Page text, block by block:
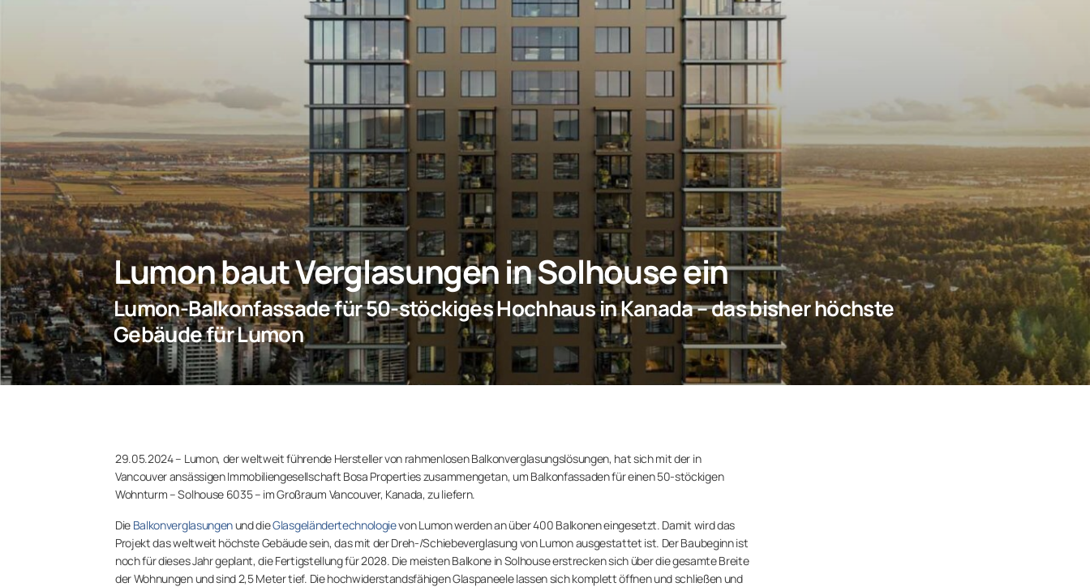
Lumon baut Verglasungen in Solhouse ein
Lumon-Balkonfassade für 50-stöckiges Hochhaus in Kanada – das bisher höchste
Gebäude für Lumon
29.05.2024 – Lumon, der weltweit führende Hersteller von rahmenlosen Balkonverglasungslösungen, hat sich mit der in
Vancouver ansässigen Immobiliengesellschaft Bosa Properties zusammengetan, um Balkonfassaden für einen 50-stöckigen
Wohnturm – Solhouse 6035 – im Großraum Vancouver, Kanada, zu liefern.
Die Balkonverglasungenund dieGlasgeländertechnologievon Lumon werden an über 400 Balkonen eingesetzt. Damit wird das
Projekt das weltweit höchste Gebäude sein, das mit der Dreh-/Schiebeverglasung von Lumon ausgestattet ist. Der Baubeginn ist
noch für dieses Jahr geplant, die Fertigstellung für 2028. Die meisten Balkone in Solhouse erstrecken sich über die gesamte Breite
der Wohnungen und sind 2,5 Meter tief. Die hochwiderstandsfähigen Glaspaneele lassen sich komplett öffnen und schließen und